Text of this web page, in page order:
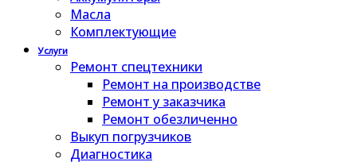
Масла
Комплектующие
Услуги
Ремонт спецтехники
Ремонт на производстве
Ремонт у заказчика
Ремонт обезличенно
Выкуп погрузчиков
Диагностика